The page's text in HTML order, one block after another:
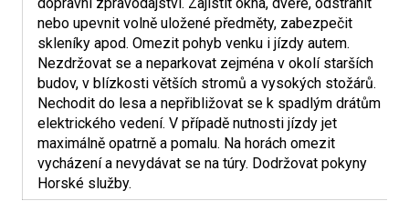
nebo upevnit volně uložené předměty, zabezpečit
skleníky apod. Omezit pohyb venku i jízdy autem.
Nezdržovat se a neparkovat zejména v okolí starších
budov, v blízkosti větších stromů a vysokých stožárů.
Nechodit do lesa a nepřibližovat se k spadlým drátům
elektrického vedení. V případě nutnosti jízdy jet
maximálně opatrně a pomalu. Na horách omezit
vycházení a nevydávat se na túry. Dodržovat pokyny
Horské služby.